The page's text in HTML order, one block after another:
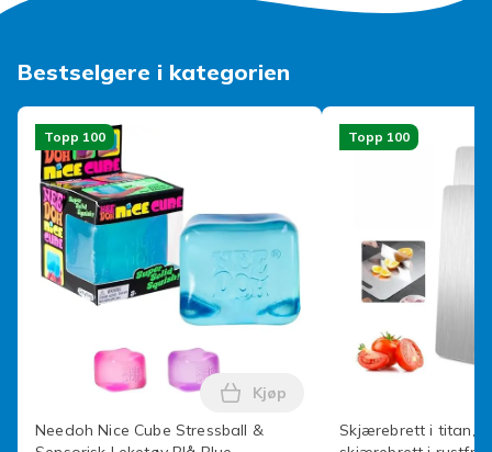
Bestselgere i kategorien
Topp 100
Needoh Nice Cube Stressball &
Legg Needoh Nice Cube
Kjøp
Topp 100
Skjærebrett i titan,